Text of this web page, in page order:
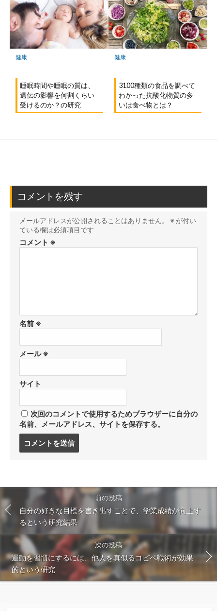
健康
睡眠時間や睡眠の質は、
遺伝の影響を何割くらい
受けるのか？の研究
健康
3100種類の食品を調べて
わかった抗酸化物質の多
いは食べ物とは？
コメントを残す
メールアドレスが公開されることはありません。 ※ が付い
ている欄は必須項目です
コメント ※
名前 ※
メール※
サイト
次回のコメントで使用するためブラウザーに自分の
名前、メールアドレス、サイトを保存する。
る
前の投稿
自分の好きな目標を書き出すことで、学業成績が向上す
るという研究結果
次の投稿
運動を習慣にするには、他人を真似るコピペ戦術が効果
的という研究